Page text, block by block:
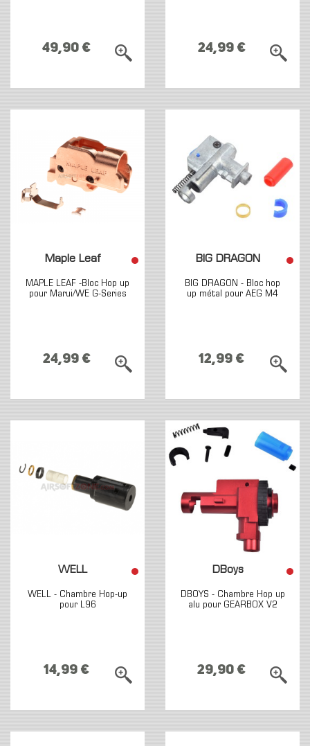
49,90 € 24,99 €
Maple Leaf
MAPLE LEAF -Bloc Hop up
pour Marui/WE G-Series
24,99 €
BIG DRAGON
BIG DRAGON - Bloc hop
up métal pour AEG M4
12,99 €
WELL
WELL - Chambre Hop-up
pour L96
14,99 €
DBoys
DBOYS - Chambre Hop up
alu pour GEARBOX V2
29,90 €